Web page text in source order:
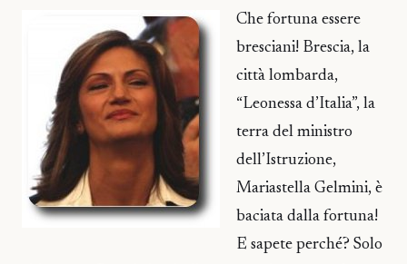
Che fortuna essere
bresciani! Brescia, la
città lombarda,
“Leonessa d’Italia”, la
terra del ministro
dell’Istruzione,
Mariastella Gelmini, è
baciata dalla fortuna!
E sapete perché? Solo